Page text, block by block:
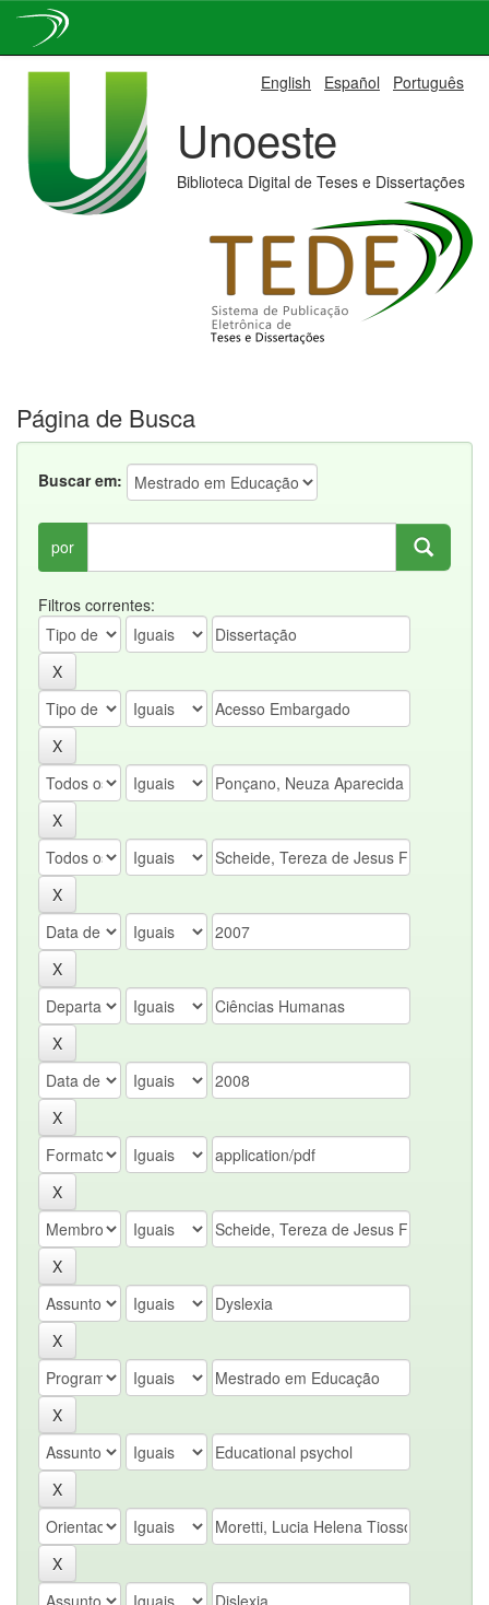
English Español Português
Unoeste
Biblioteca Digital de Teses e Dissertações
Página de Busca
Buscar em:
por
Filtros correntes: